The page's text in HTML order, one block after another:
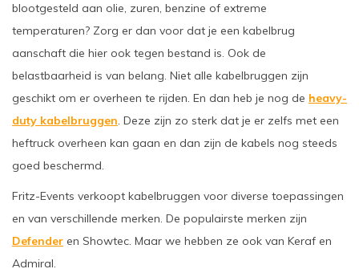
blootgesteld aan olie, zuren, benzine of extreme
temperaturen? Zorg er dan voor dat je een kabelbrug
aanschaft die hier ook tegen bestand is. Ook de
belastbaarheid is van belang. Niet alle kabelbruggen zijn
geschikt om er overheen te rijden. En dan heb je nog de heavy-
duty kabelbruggen. Deze zijn zo sterk dat je er zelfs met een
heftruck overheen kan gaan en dan zijn de kabels nog steeds
goed beschermd.
Fritz-Events verkoopt kabelbruggen voor diverse toepassingen
en van verschillende merken. De populairste merken zijn
Defender en Showtec. Maar we hebben ze ook van Keraf en
Admiral.